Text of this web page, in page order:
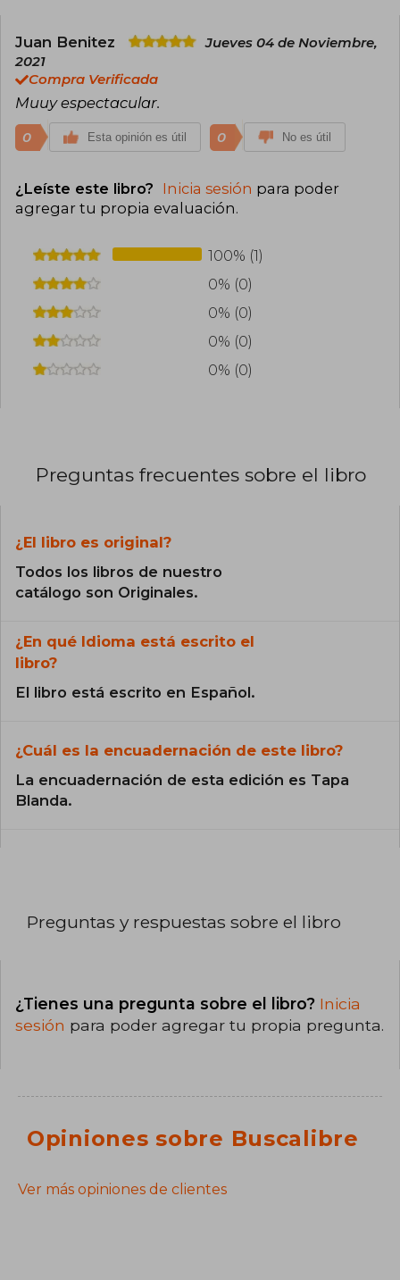
Juan Benitez
Jueves 04 de Noviembre,
2021
Compra Verificada
Muuy espectacular.
0 Esta opinión es útil 0 No es útil
¿Leíste este libro? Inicia sesión para poder
agregar tu propia evaluación.
100% (1)
0% (0)
0% (0)
0% (0)
0% (0)
Preguntas frecuentes sobre el libro
¿El libro es original?
Todos los libros de nuestro
catálogo son Originales.
¿En qué Idioma está escrito el
libro?
El libro está escrito en Español.
¿Cuál es la encuadernación de este libro?
La encuadernación de esta edición es Tapa
Blanda.
Preguntas y respuestas sobre el libro
¿Tienes una pregunta sobre el libro? Inicia
sesión para poder agregar tu propia pregunta.
Opiniones sobre Buscalibre
Ver más opiniones de clientes